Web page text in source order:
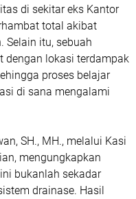
di sekitar eks Kantor
total akibat
Selain itu, sebuah
dengan lokasi terdampak
proses belajar
di sana mengalami
SH., MH., melalui Kasi
mengungkapkan
bukanlah sekadar
drainase. Hasil